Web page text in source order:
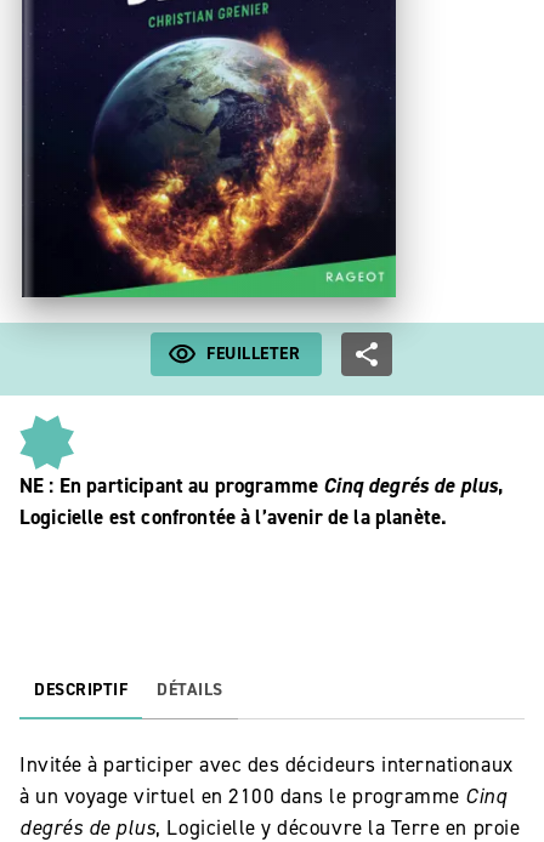
FEUILLETER
NE : En participant au programme Cinq degrés de plus,
Logicielle est confrontée à l’avenir de la planète.
DESCRIPTIF DÉTAILS
Invitée à participer avec des décideurs internationaux
à un voyage virtuel en 2100 dans le programme Cinq
degrés de plus, Logicielle y découvre la Terre en proie